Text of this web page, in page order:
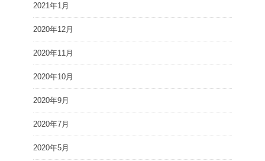
2021年1月
2020年12月
2020年11月
2020年10月
2020年9月
2020年7月
2020年5月